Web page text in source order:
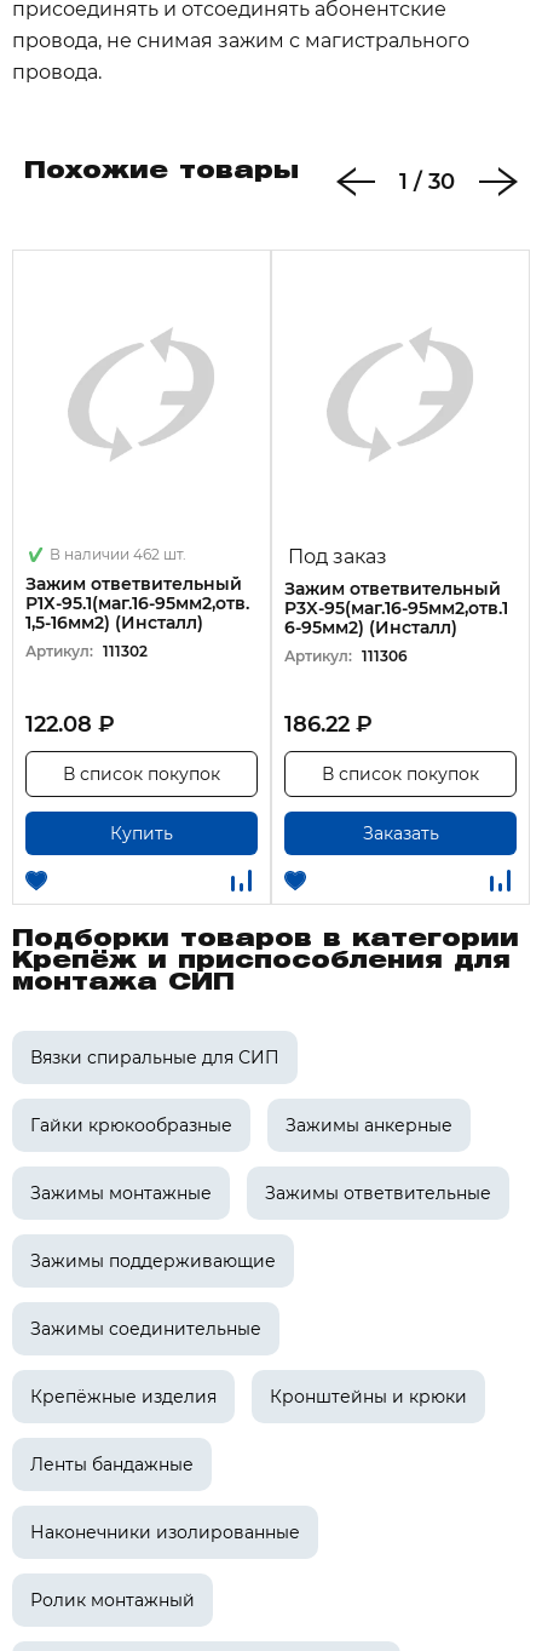
присоединять и отсоединять абонентские
провода, не снимая зажим с магистрального
провода.
Похожие товары 1 / 30
В наличии 462 шт.
Зажим ответвительный
Р1Х-95.1(маг.16-95мм2,отв.
1,5-16мм2) (Инсталл)
Артикул: 111302
122.08 ₽
Купить
В список покупок
Под заказ
Зажим ответвительный
P3X-95(маг.16-95мм2,отв.1
6-95мм2) (Инсталл)
Артикул: 111306
186.22 ₽
Заказать
В список покупок
Подборки товаров в категории
Крепёж и приспособления для
монтажа СИП
Вязки спиральные для СИП
Гайки крюкообразные Зажимы анкерные
Зажимы монтажные Зажимы ответвительные
Зажимы поддерживающие
Зажимы соединительные
Крепёжные изделия Кронштейны и крюки
Ленты бандажные
Наконечники изолированные
Ролик монтажный